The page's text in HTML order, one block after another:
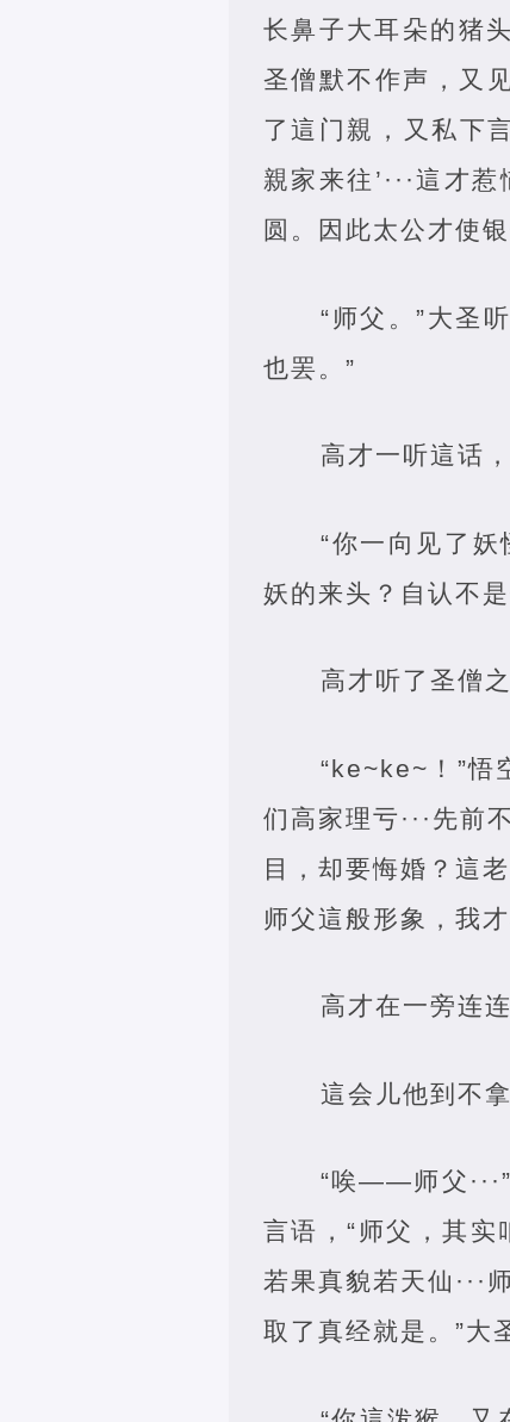
长鼻子大耳朵的猪
圣僧默不作声，又
了這门親，又私下
親家来往’···這才
圆。因此太公才使
“师父。”大圣
也罢。”
高才一听這话
“你一向见了
妖的来头？自认不
高才听了圣僧
“ke~ke~！”悟
们高家理亏···先前
目，却要悔婚？這
师父這般形象，我
高才在一旁连
這会儿他到不
“唉——师父
言语，“师父，其实
若果真貌若天仙···
取了真经就是。”大